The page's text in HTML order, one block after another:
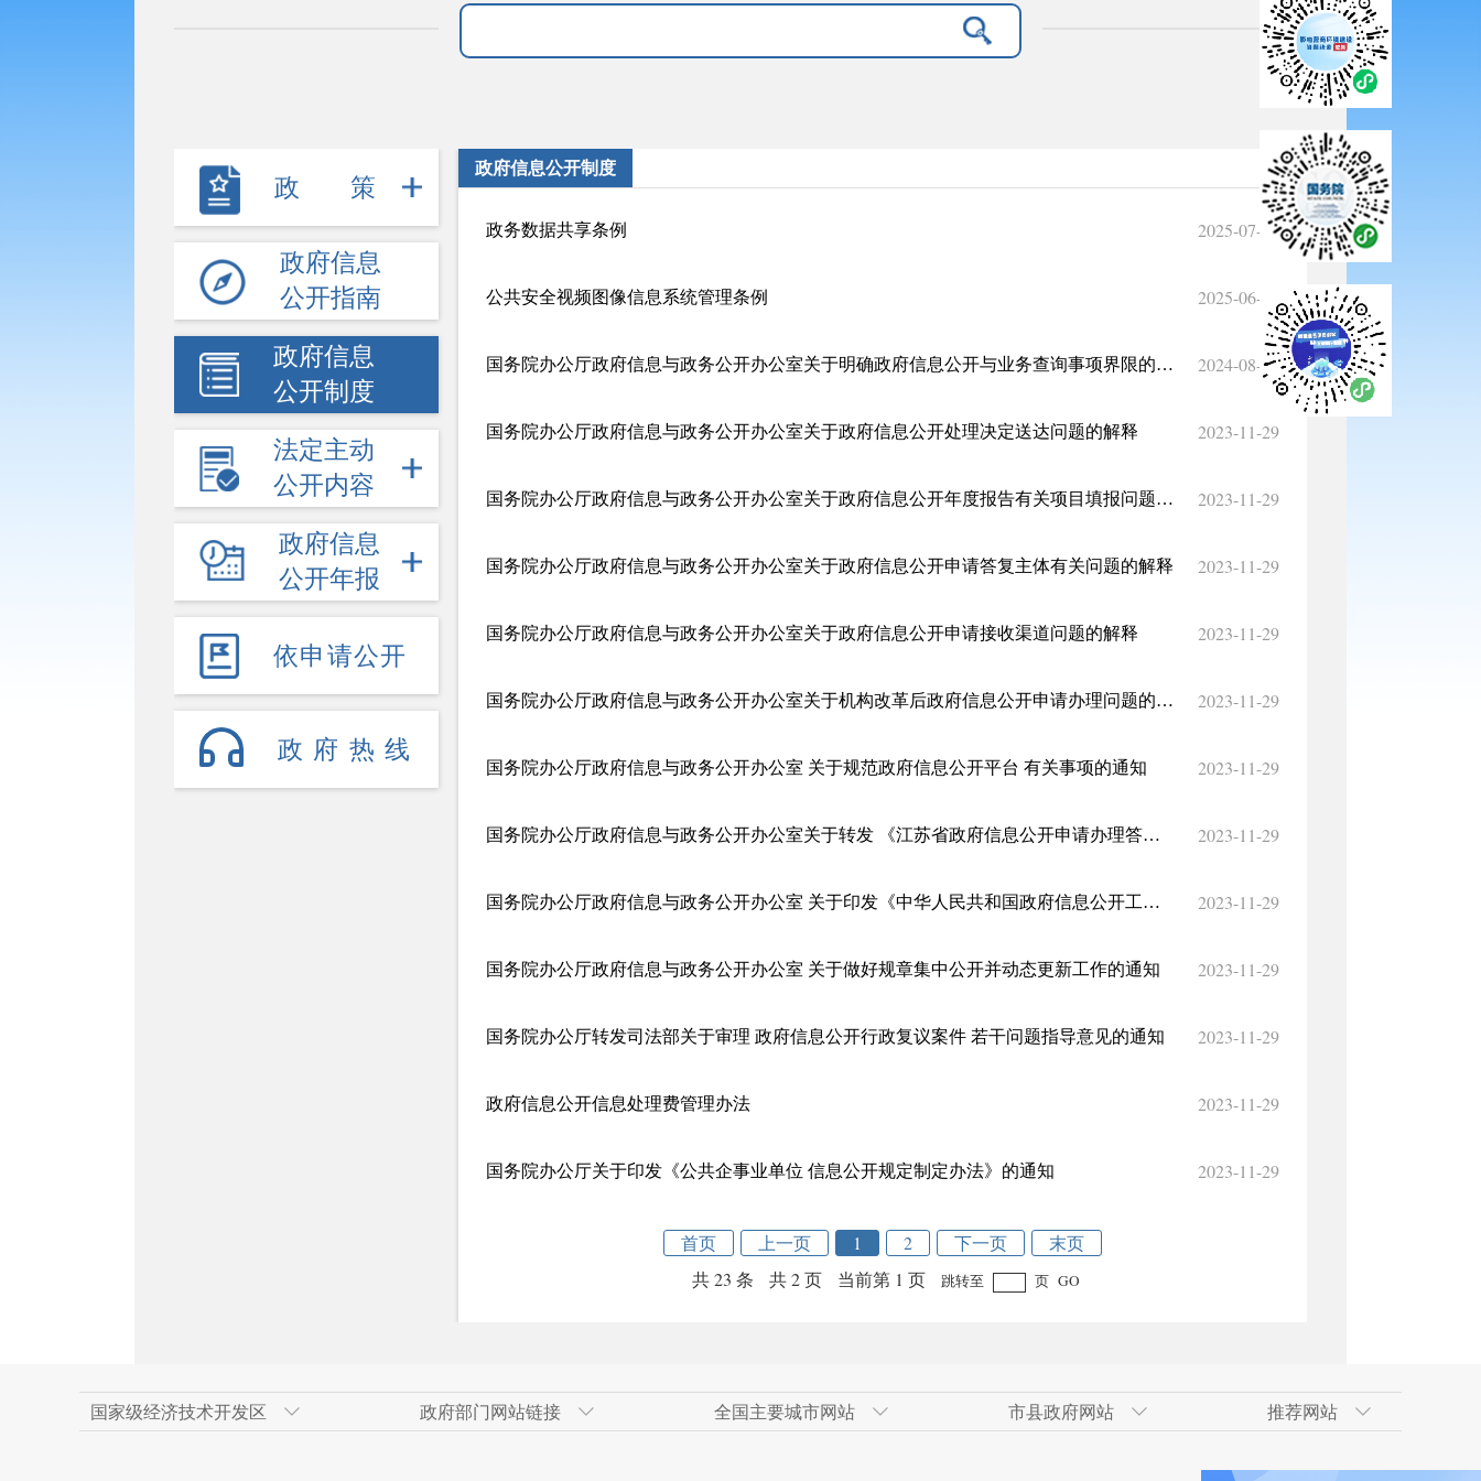
政策
政府信息
公开指南
政府信息
公开制度
法定主动
公开内容
政府信息
公开年报
依申请公开
政府热线
政府信息公开制度
政务数据共享条例 2025-07-08
公共安全视频图像信息系统管理条例 2025-06-05
国务院办公厅政府信息与政务公开办公室关于明确政府信息公开与业务查询事项界限的解释 2024-08-21
国务院办公厅政府信息与政务公开办公室关于政府信息公开处理决定送达问题的解释 2023-11-29
国务院办公厅政府信息与政务公开办公室关于政府信息公开年度报告有关项目填报问题的解释 2023-11-29
国务院办公厅政府信息与政务公开办公室关于政府信息公开申请答复主体有关问题的解释 2023-11-29
国务院办公厅政府信息与政务公开办公室关于政府信息公开申请接收渠道问题的解释 2023-11-29
国务院办公厅政府信息与政务公开办公室关于机构改革后政府信息公开申请办理问题的解释 2023-11-29
国务院办公厅政府信息与政务公开办公室 关于规范政府信息公开平台 有关事项的通知 2023-11-29
国务院办公厅政府信息与政务公开办公室关于转发 《江苏省政府信息公开申请办理答复规范》的函 2023-11-29
国务院办公厅政府信息与政务公开办公室 关于印发《中华人民共和国政府信息公开工作 年度报告格式》的通知 2023-11-29
国务院办公厅政府信息与政务公开办公室 关于做好规章集中公开并动态更新工作的通知 2023-11-29
国务院办公厅转发司法部关于审理 政府信息公开行政复议案件 若干问题指导意见的通知 2023-11-29
政府信息公开信息处理费管理办法 2023-11-29
国务院办公厅关于印发《公共企事业单位 信息公开规定制定办法》的通知 2023-11-29
首页 上一页 1 2 下一页
末页
共 23 条
共 2 页 当前第 1 页 跳转至 页 GO
国家级经济技术开发区 政府部门网站链接 全国主要城市网站 市县政府网站 推荐网站
合肥经济技术开发区
吐鲁番地区政府网
南京市
天山区